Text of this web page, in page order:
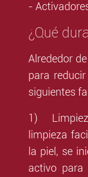
-
¿Qué
Alrededor
para
siguientes
1)
limpieza
la piel, se
activo para